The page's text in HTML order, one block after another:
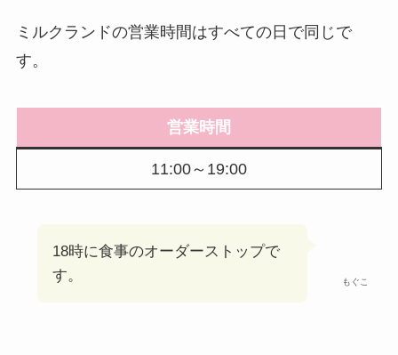
ミルクランドの営業時間はすべての日で同じで
す。
営業時間
11:00～19:00
もぐこ
18時に食事のオーダーストップで
す。